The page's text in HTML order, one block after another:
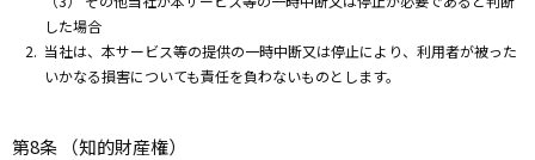
した場合
当社は、本サービス等の提供の一時中断又は停止により、利用者が被った
いかなる損害についても責任を負わないものとします。
第8条 （知的財産権）